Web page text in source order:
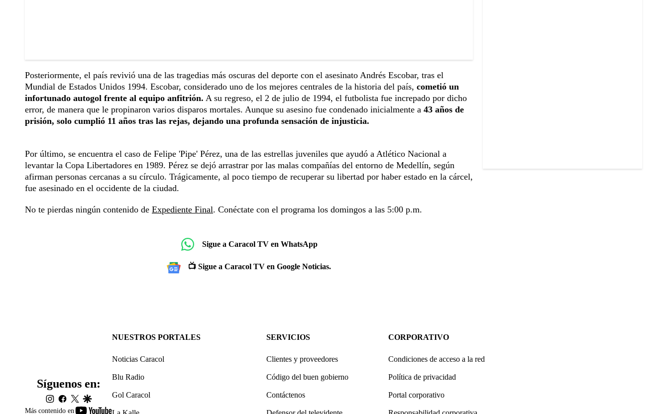
Posteriormente, el país revivió una de las tragedias más oscuras del deporte con el asesinato Andrés Escobar, tras el
Mundial de Estados Unidos 1994. Escobar, considerado uno de los mejores centrales de la historia del país, cometió un
infortunado autogol frente al equipo anfitrión. A su regreso, el 2 de julio de 1994, el futbolista fue increpado por dicho
error, de manera que le propinaron varios disparos mortales. Aunque su asesino fue condenado inicialmente a 43 años de
prisión, solo cumplió 11 años tras las rejas, dejando una profunda sensación de injusticia.
Por último, se encuentra el caso de Felipe 'Pipe' Pérez, una de las estrellas juveniles que ayudó a Atlético Nacional a
levantar la Copa Libertadores en 1989. Pérez se dejó arrastrar por las malas compañías del entorno de Medellín, según
afirman personas cercanas a su círculo. Trágicamente, al poco tiempo de recuperar su libertad por haber estado en la cárcel,
fue asesinado en el occidente de la ciudad.
No te pierdas ningún contenido de Expediente Final. Conéctate con el programa los domingos a las 5:00 p.m.
Sigue a Caracol TV en WhatsApp
📺 Sigue a Caracol TV en Google Noticias.
Más contenido en youtube-
Síguenos en:
instagram
facebook
twittergoogle
NUESTROS PORTALES
Noticias Caracol
Blu Radio
Gol Caracol
SERVICIOS
Clientes y proveedores
Código del buen gobierno
Contáctenos
CORPORATIVO
Condiciones de acceso a la red
Política de privacidad
Portal corporativo